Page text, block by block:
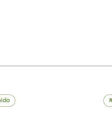
la generación
la generación